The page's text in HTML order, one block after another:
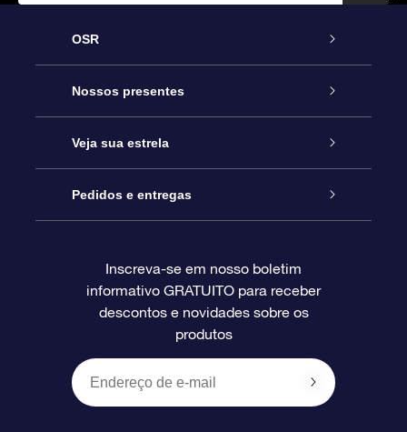
OSR
Serviço
Entre em contato conosco
Blog
Avaliações
Nossos presentes
Presente estrelar on-line
Pacote de presente da OSR
O cartão de presente da OSR
Presentes corporativos
Veja sua estrela
Star Register
Página estelar personalizada
Um Milhão de Estrelas
OSR Starsaver
Pedidos e entregas
Informações de pagamento
Política de devolução
Inscreva-se em nosso boletim
informativo GRATUITO para receber
descontos e novidades sobre os
produtos